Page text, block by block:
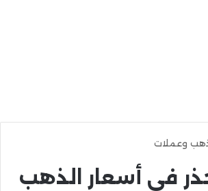
وعملات
في أسعار الذهب